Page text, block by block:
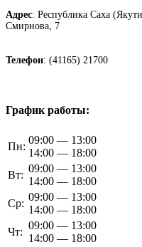
Адрес: Республика Саха
Смирнова, 7
Телефон: (41165) 21700
График работы:
Пн:
09:00 — 13:00
14:00 — 18:00
Вт:
09:00 — 13:00
14:00 — 18:00
Ср:
09:00 — 13:00
14:00 — 18:00
Чт:
09:00 — 13:00
14:00 — 18:00